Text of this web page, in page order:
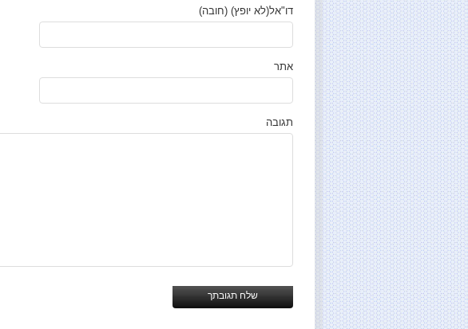
דו"אל(לא יופץ) (חובה)
אתר
תגובה